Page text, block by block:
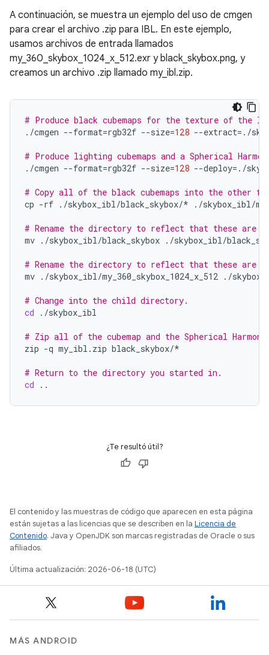
A continuación, se muestra un ejemplo del uso de cmgen
para crear el archivo .zip para IBL. En este ejemplo,
usamos archivos de entrada llamados
my_360_skybox_1024_x_512.exr y black_skybox.png, y
creamos un archivo .zip llamado my_ibl.zip.
# Produce black cubemaps for the texture of the
./cmgen --format=rgb32f --size=128 --extract= ./
# Produce lighting cubemaps and a Spherical
./cmgen --format=rgb32f --size=128 --deploy= ./
# Copy all of the black cubemaps into the other
cp -rf ./skybox_ibl/black_skybox/* ./skybox_ibl/
# Rename the directory to reflect that these are
mv ./skybox_ibl/black_skybox ./skybox_ibl/
# Rename the directory to reflect that these are
mv ./skybox_ibl/my_360_skybox_1024_x_512 ./
# Change into the child directory.
cd
./skybox_ibl
# Zip all of the cubemap and the Spherical
zip -q my_ibl.zip black_skybox/*
# Return to the directory you started in.
cd
¿Te resultó útil?
El contenido y las muestras de código que aparecen en esta página
están sujetas a las licencias que se describen en la Licencia de
Contenido. Java y OpenJDK son marcas registradas de Oracle o sus
afiliados.
Última actualización: 2026-06-18 (UTC)
MÁS ANDROID